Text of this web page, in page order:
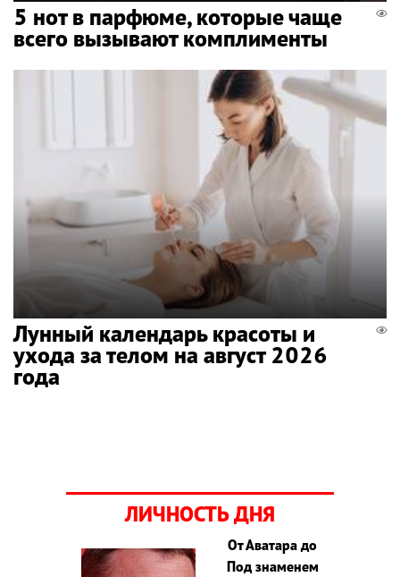
5 нот в парфюме, которые чаще
всего вызывают комплименты
Лунный календарь красоты и
ухода за телом на август 2026
года
ЛИЧНОСТЬ ДНЯ
От Аватара до
Под знаменем